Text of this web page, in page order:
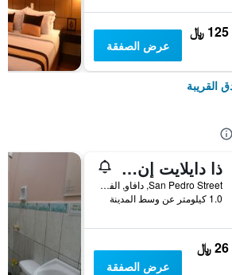
125 ﷼
عرض الصفقة
القريبة
ذا دايلايت إن دافاو
San Pedro Street, دافاو, الفلبين
1.0 كيلومتر عن وسط المدينة
26 ﷼
عرض الصفقة